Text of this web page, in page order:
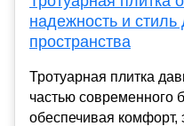
надежность и
пространства
Тротуарная плитка
частью современного
обеспечивая комфорт,